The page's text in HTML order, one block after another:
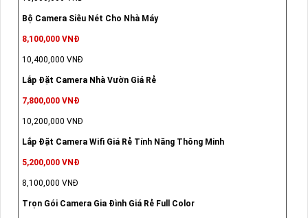
Bộ Camera Siêu Nét Cho Nhà Máy
8,100,000 VNĐ
10,400,000 VNĐ
Lắp Đặt Camera Nhà Vườn Giá Rẻ
7,800,000 VNĐ
10,200,000 VNĐ
Lắp Đặt Camera Wifi Giá Rẻ Tính Năng Thông Minh
5,200,000 VNĐ
8,100,000 VNĐ
Trọn Gói Camera Gia Đình Giá Rẻ Full Color